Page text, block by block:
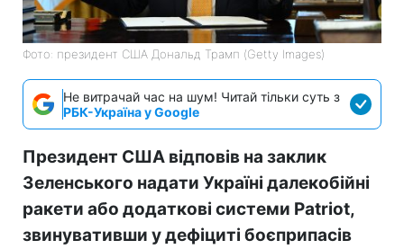
Фото: президент США Дональд Трамп (Getty Images)
Не витрачай час на шум! Читай тільки суть з
РБК-Україна у Google
Президент США відповів на заклик
Зеленського надати Україні далекобійні
ракети або додаткові системи Patriot,
звинувативши у дефіциті боєприпасів